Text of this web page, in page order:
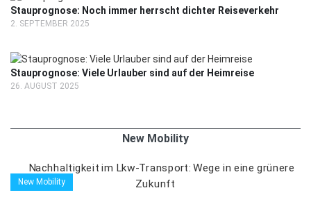
Stauprognose: Noch immer herrscht dichter Reiseverkehr
2. SEPTEMBER 2025
Stauprognose: Viele Urlauber sind auf der Heimreise
26. AUGUST 2025
New Mobility
New Mobility